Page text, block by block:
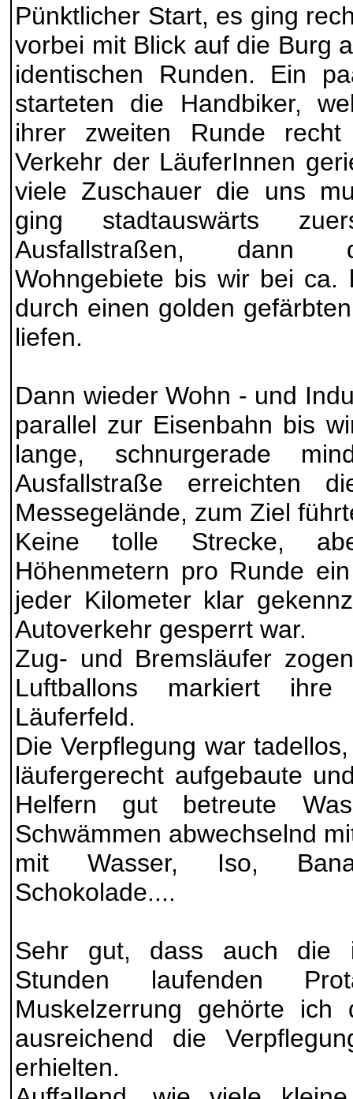
Pünktlicher Start, es ging
vorbei mit Blick auf die Burg
identischen Runden. Ein
starteten die Handbiker,
ihrer zweiten Runde
Verkehr der LäuferInnen
viele Zuschauer die uns
ging stadtauswärts
Ausfallstraßen, dann
Wohngebiete bis wir bei
durch einen golden
liefen.
Dann wieder Wohn - und
parallel zur Eisenbahn bis
lange, schnurgerade
Ausfallstraße erreichten
Messegelände, zum Ziel
Keine tolle Strecke,
Höhenmetern pro Runde
jeder Kilometer klar
Autoverkehr gesperrt war.
Zug- und Bremsläufer
Luftballons markiert
Läuferfeld.
Die Verpflegung war
läufergerecht aufgebaute
Helfern gut betreute
Schwämmen abwechselnd
mit Wasser, Iso,
Schokolade....
Sehr gut, dass auch die
Stunden laufenden
Muskelzerrung gehörte ich
ausreichend die
erhielten.